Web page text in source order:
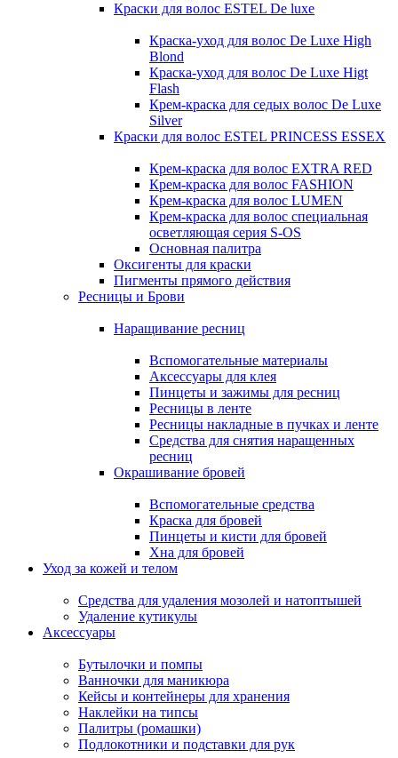
Краски для волос ESTEL De luxe
Краска-уход для волос De Luxe High
Blond
Краска-уход для волос De Luxe Higt
Flash
Крем-краска для седых волос De Luxe
Silver
Краски для волос ESTEL PRINCESS ESSEX
Крем-краска для волос EXTRA RED
Крем-краска для волос FASHION
Крем-краска для волос LUMEN
Крем-краска для волос специальная
осветляющая серия S-OS
Основная палитра
Оксигенты для краски
Пигменты прямого действия
Ресницы и Брови
Наращивание ресниц
Вспомогательные материалы
Аксессуары для клея
Пинцеты и зажимы для ресниц
Ресницы в ленте
Ресницы накладные в пучках и ленте
Средства для снятия наращенных
ресниц
Окрашивание бровей
Вспомогательные средства
Краска для бровей
Пинцеты и кисти для бровей
Хна для бровей
Уход за кожей и телом
Средства для удаления мозолей и натоптышей
Удаление кутикулы
Аксессуары
Бутылочки и помпы
Ванночки для маникюра
Кейсы и контейнеры для хранения
Наклейки на типсы
Палитры (ромашки)
Подлокотники и подставки для рук